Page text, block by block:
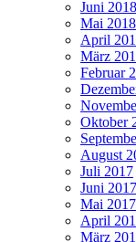
Juni 2018
Mai 2018
April
März
Februar
Oktober
August
Juli 2017
Juni 2017
Mai 2017
April
März